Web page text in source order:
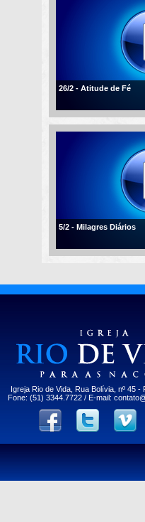
26/2 - Atitude de Fé
5/2 - Milagres Diários
Igreja Rio de Vida, Rua Bolívia, nº 45 -
Fone: (51) 3344.7722 / E-mail: